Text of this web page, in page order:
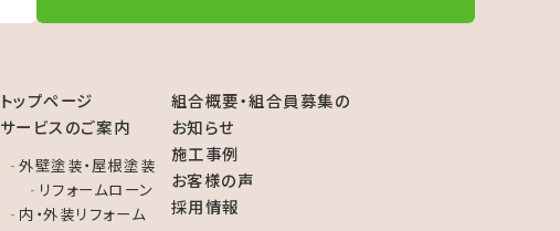
トップページ
サービスのご案内
外壁塗装・屋根塗装
リフォームローン
内・外装リフォーム
組合概要・組合員募集の
お知らせ
施工事例
お客様の声
採用情報